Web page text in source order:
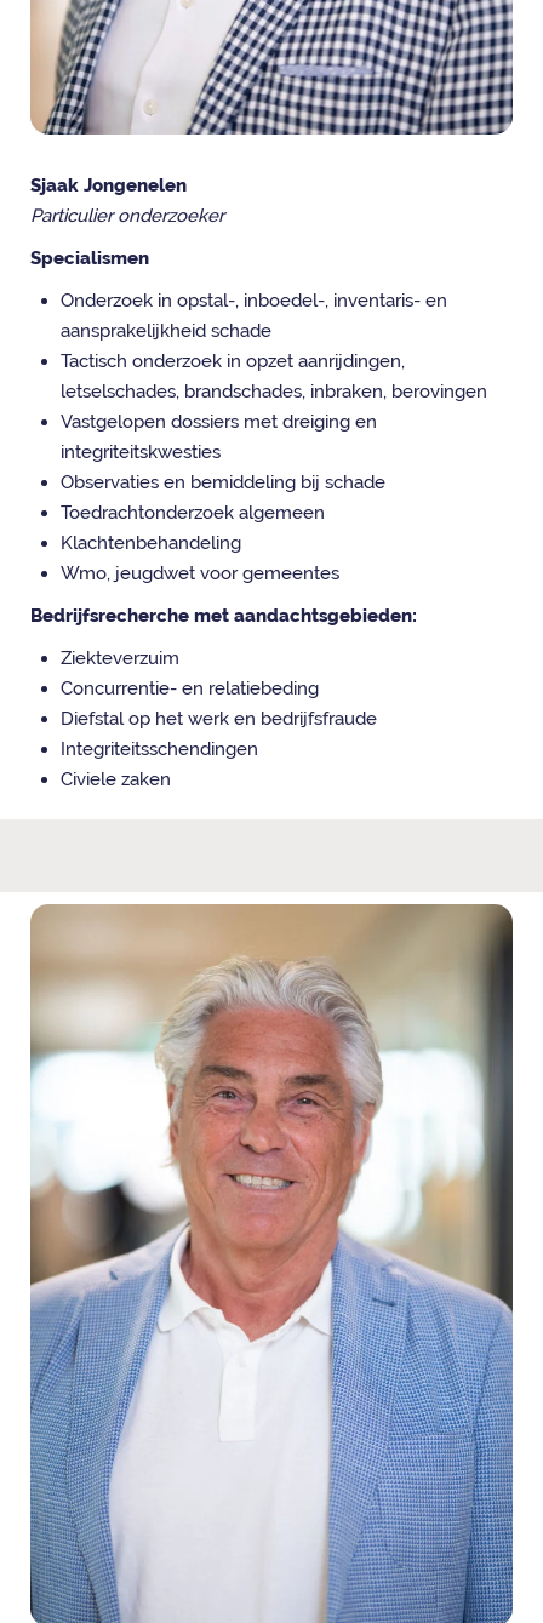
Sjaak Jongenelen
Particulier onderzoeker
Specialismen
Onderzoek in opstal-, inboedel-, inventaris- en
aansprakelijkheid schade
Tactisch onderzoek in opzet aanrijdingen,
letselschades, brandschades, inbraken, berovingen
Vastgelopen dossiers met dreiging en
integriteitskwesties
Observaties en bemiddeling bij schade
Toedrachtonderzoek algemeen
Klachtenbehandeling
Wmo, jeugdwet voor gemeentes
Bedrijfsrecherche met aandachtsgebieden:
Ziekteverzuim
Concurrentie- en relatiebeding
Diefstal op het werk en bedrijfsfraude
Integriteitsschendingen
Civiele zaken